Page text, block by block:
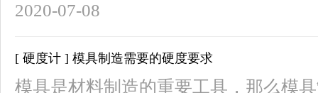
2020-07-08
[ 硬度计 ] 模具制造需要的硬度要求
模具是材料制造的重要工具，那么模